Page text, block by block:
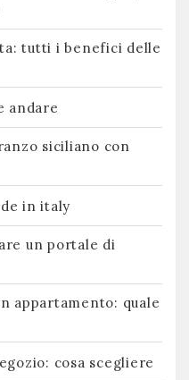
tutti i benefici delle
andare
siciliano con
in italy
un portale di
appartamento: quale
cosa scegliere